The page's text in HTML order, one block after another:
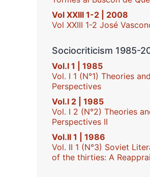
Vol XXIII 1-2 | 2008
Vol XXIII 1-2 José
Sociocriticism 1985-
Vol.I 1 | 1985
Vol. I 1 (N°1) Theories and
Perspectives
Vol.I 2 | 1985
Vol. I 2 (N°2) Theories
Perspectives II
Vol.II 1 | 1986
Vol. II 1 (N°3) Soviet
of the thirties: A